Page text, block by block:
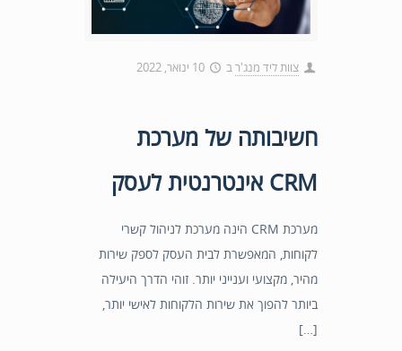
צוות ליד מנג'רב 10 ינואר, 2022
חשיבותה של מערכת
CRM אינטרנטית לעסק
מערכת CRM הינה מערכת לניהול קשרי
לקוחות, המאפשרת לבית העסק לספק שירות
מהיר, מקצועי וענייני יותר. זוהי הדרך היעילה
ביותר להפוך את שירות הלקוחות לאישי יותר,
[…]